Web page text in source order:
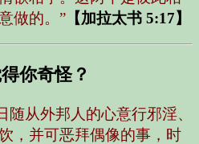
做的。” 【加拉太书 5:17】
你奇怪？
随从外邦人的心意行邪淫、
，并可恶拜偶像的事，时